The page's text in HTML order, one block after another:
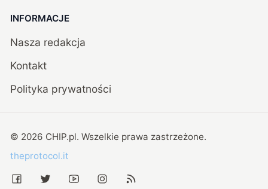
INFORMACJE
Nasza redakcja
Kontakt
Polityka prywatności
© 2026 CHIP.pl. Wszelkie prawa zastrzeżone.
theprotocol.it